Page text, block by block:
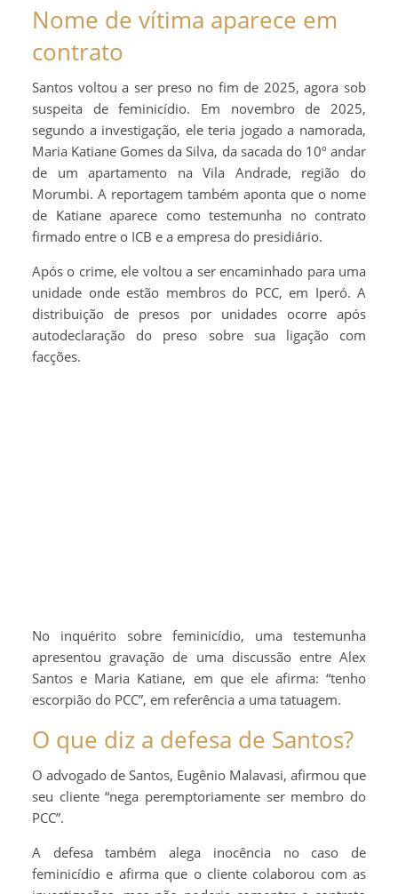
Nome de vítima aparece em
contrato
Santos voltou a ser preso no fim de 2025, agora sob
suspeita de feminicídio. Em novembro de 2025,
segundo a investigação, ele teria jogado a namorada,
Maria Katiane Gomes da Silva, da sacada do 10º andar
de um apartamento na Vila Andrade, região do
Morumbi. A reportagem também aponta que o nome
de Katiane aparece como testemunha no contrato
firmado entre o ICB e a empresa do presidiário.
Após o crime, ele voltou a ser encaminhado para uma
unidade onde estão membros do PCC, em Iperó. A
distribuição de presos por unidades ocorre após
autodeclaração do preso sobre sua ligação com
facções.
No inquérito sobre feminicídio, uma testemunha
apresentou gravação de uma discussão entre Alex
Santos e Maria Katiane, em que ele afirma: “tenho
escorpião do PCC”, em referência a uma tatuagem.
O que diz a defesa de Santos?
O advogado de Santos, Eugênio Malavasi, afirmou que
seu cliente “nega peremptoriamente ser membro do
PCC”.
A defesa também alega inocência no caso de
feminicídio e afirma que o cliente colaborou com as